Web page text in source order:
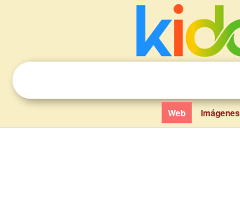
Web Imágenes